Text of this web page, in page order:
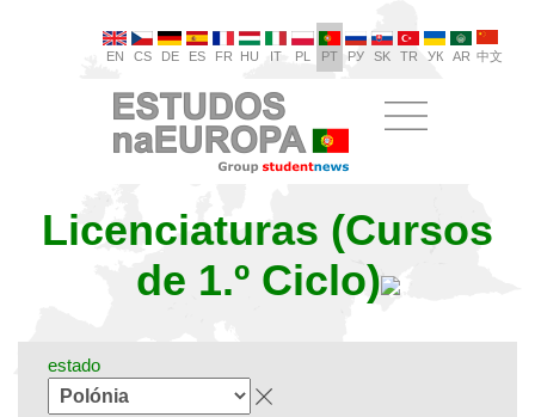
EN CS DE ES FR HU IT PL PT РУ SK TR УК AR 中文
Licenciaturas (Cursos
de 1.º Ciclo)
estado